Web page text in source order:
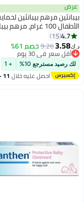
عرض
بيبانثين مرهم بيبانثين
الأطفال 100 غرام، مرهم
للعناية بالحفاضات، مرهم
اللطيف للحفاضات، مرهم طفح
جلدي للأطفال
4.7
15
د.ك‏3.58
9.26خصم 61%
أقل سعر في 30 يوم
أقل سعر في 30 يوم
لك رصيد مسترجع 10% + 1
احصل عليه خلال